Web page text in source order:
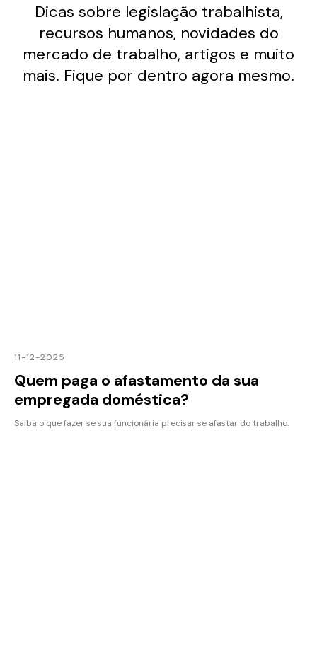
Dicas sobre legislação trabalhista,
recursos humanos, novidades do
mercado de trabalho, artigos e muito
mais. Fique por dentro agora mesmo.
11-12-2025
Quem paga o afastamento da sua
empregada doméstica?
Saiba o que fazer se sua funcionária precisar se afastar do trabalho.